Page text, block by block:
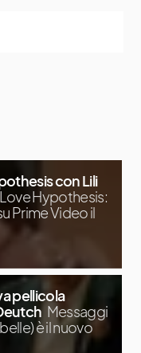
con Lili
Hypothesis:
Prime Video il
pellicola
Messaggi
è il nuovo